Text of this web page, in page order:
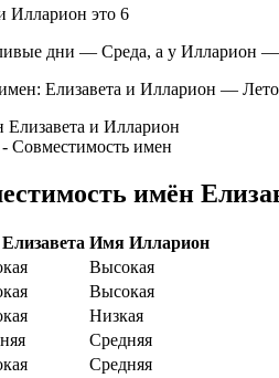
Илларион это 6
дни — Среда, а у Илларион
Елизавета и Илларион — Лето
Совместимость имен
имён
Имя Илларион
Высокая
Высокая
Низкая
Средняя
Средняя